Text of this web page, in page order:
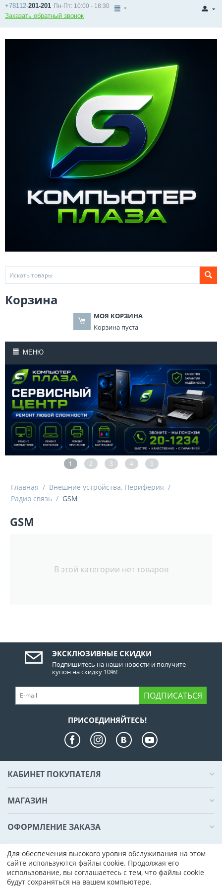
+78112-201-201 Пн-Пт: 10:00 - 18:30
Заказать обратный звонок
Корзина
МОЯ КОРЗИНА
Корзина пуста
МЕНЮ
1 2 3 4 5
Главная / Внешние устройства, Периферия /
Радио связь / GSM
GSM
В этой категории нет товаров
ЭКСКЛЮЗИВНЫЕ СКИДКИ
Подпишитесь на наши новости и получите
купон на скидку 10%!
ПОДПИСАТЬСЯ
ПРИСОЕДИНЯЙТЕСЬ!
КАБИНЕТ ПОКУПАТЕЛЯ
МАГАЗИН
ОФОРМЛЕНИЕ ЗАКАЗА
КОНТАКТЫ
© 2000 - 2026 Компьютер Плаза. На базеCS-Cart - Платформа для
интернет-магазинов
Для обеспечения высокого уровня обслуживания на этом
сайте используются файлы cookie. Продолжая его
использование, вы соглашаетесь с тем, что файлы cookie
будут сохраняться на вашем компьютере.